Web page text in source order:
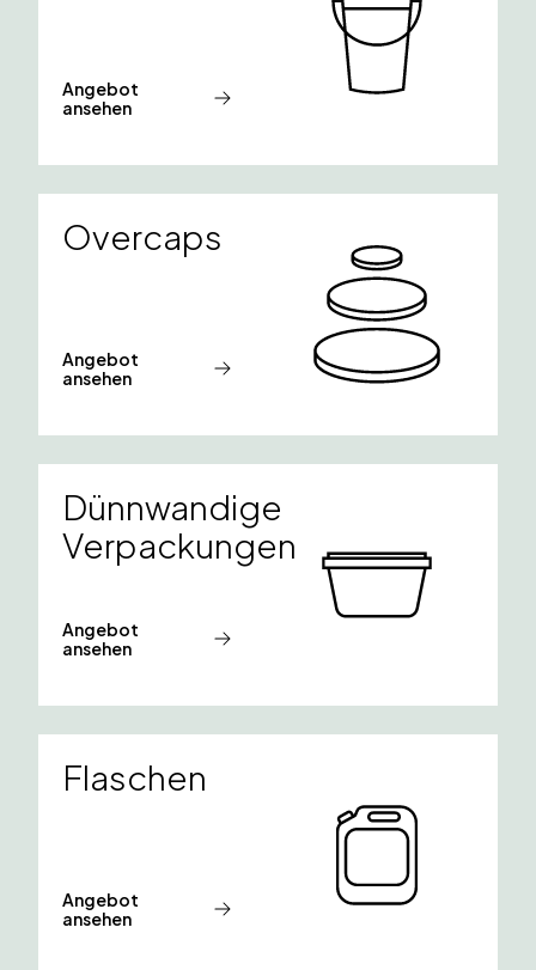
Angebot
ansehen
Overcaps
Angebot
ansehen
Dünnwandige
Verpackungen
Angebot
ansehen
Flaschen
Angebot
ansehen